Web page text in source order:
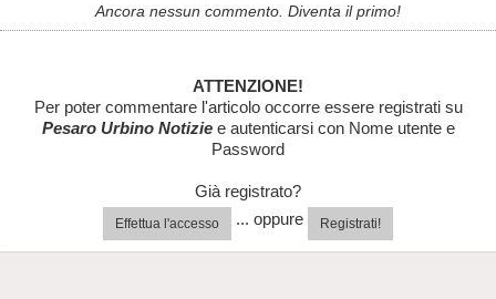
Ancora nessun commento. Diventa il primo!
ATTENZIONE!
Per poter commentare l'articolo occorre essere registrati su
Pesaro Urbino Notiziee autenticarsi con Nome utente e
Password
Già registrato?
Effettua l'accesso ... oppure Registrati!